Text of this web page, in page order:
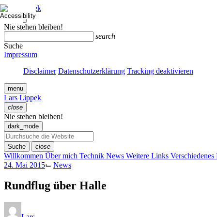
Zum
Inhalt
springen
Lars Lippek
close
Menü
schließen
Nie stehen bleiben!
search
Suche
Impressum
Disclaimer Datenschutzerklärung Tracking deaktivieren
menu
Lars Lippek
close
Menü
schließen
Nie stehen bleiben!
dark_mode
Suche close
Willkommen Über mich Technik News Weitere Links Verschiedenes
24. Mai 2015⌙ News
Rundflug über Halle